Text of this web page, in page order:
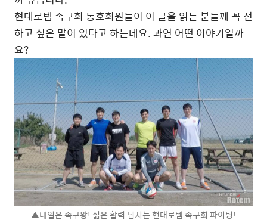
현대로템 족구회 동호회원들이 이 글을 읽는 분들께 꼭 전
하고 싶은 말이 있다고 하는데요. 과연 어떤 이야기일까
요?
▲내일은 족구왕! 젊은 활력 넘치는 현대로템 족구회 파이팅!